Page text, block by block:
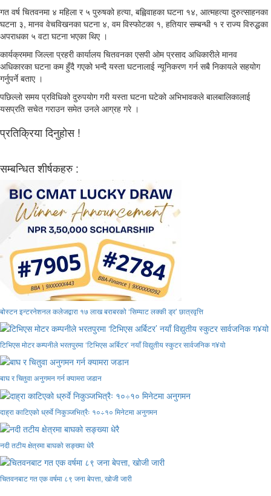
गत वर्ष चितवनमा ४ महिला र ५ पुरुषको हत्या, बह्विवाहका घटना १४, आत्महत्या दुरुत्साहनका
घटना ३, मानव वेचविखनका घटना ४, वम विस्फोटका १, हतियार सम्बन्धी १ र राज्य विरुद्धका
अपराधका ५ वटा घटना भएका थिए ।
कार्यक्रममा जिल्ला प्रहरी कार्यालय चितवनका एसपी ओम प्रसाद अधिकारीले मानव
अधिकारका घटना कम हुँदै गएको भन्दै यस्ता घटनालाई न्यूनिकरण गर्न सबै निकायले सहयोग
गर्नुपर्ने बताए ।
पछिल्लो समय प्रविधिको दुरुपयोग गरी यस्ता घटना घटेको अभिभावकले बालबालिकालाई
यसप्रति सचेत गराउन समेत उनले आग्रह गरे ।
प्रतिक्रिया दिनुहोस !
सम्बन्धित शीर्षकहरु :
बोस्टन इन्टरनेशनल कलेजद्वारा १७ लाख बराबरको ‘सिम्याट लक्की ड्र’ छात्रवृत्ति
टिभिएस मोटर कम्पनीले भरतपुरमा ‘टिभिएस अर्बिटर’ नयाँ विद्युतीय स्कुटर सार्वजनिक ग¥यो
बाघ र चितुवा अनुगमन गर्न क्यामरा जडान
दाह्रा काटिएको ध्रुर्वे निकुञ्जभित्रैः १०÷१० मिनेटमा अनुगमन
नदी तटीय क्षेत्रमा बाघको सङ्ख्या धेरै
चितवनबाट गत एक वर्षमा ८९ जना बेपत्ता, खोजी जारी